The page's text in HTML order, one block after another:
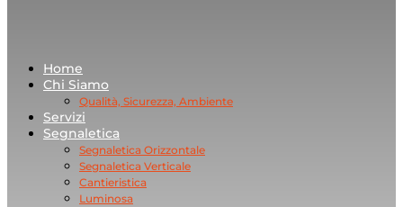
Home
Chi Siamo
Qualità, Sicurezza, Ambiente
Servizi
Segnaletica
Segnaletica Orizzontale
Segnaletica Verticale
Cantieristica
Luminosa